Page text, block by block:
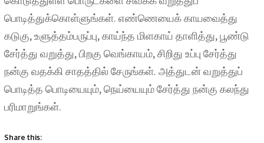
பொடித்துக்கொள்ளுங்கள். எண்ணெயைக் காயவைத்து
கடுகு, உளுத்தம்பருப்பு, காய்ந்த மிளகாய் தாளித்து, பூண்டு
சேர்த்து வறுத்து, பிறகு வெங்காயம், சிறிது உப்பு சேர்த்து
நன்கு வதக்கி சாதத்தில் சேருங்கள். அத்துடன் வறுத்துப்
பொடித்த பொடியையும், நெய்யையும் சேர்த்து நன்கு கலந்து
பரிமாறுங்கள்.
Share this: